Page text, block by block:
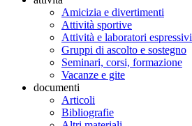
Amicizia e divertimenti
Attività sportive
Attività e laboratori espressivi
Gruppi di ascolto e sostegno
Seminari, corsi, formazione
Vacanze e gite
documenti
Articoli
Bibliografie